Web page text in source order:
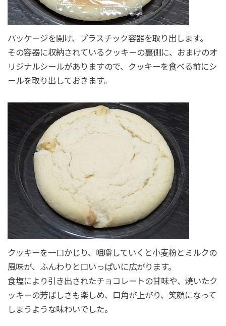
パッケージを開け、プラスチック容器を取り出します。
その容器に収納されているクッキーの裏側に、おまけのオ
リジナルシールがありますので、クッキーを食べる前にシ
ールを取り出しておきます。
クッキーを一口かじり、咀嚼していくと小麦粉とミルクの
風味が、ふんわりと口いっぱいに広がります。
食塩により引き出されたチョコレートの甘味や、焼いたク
ッキーの芳ばしさも楽しめ、口角が上がり、笑顔になって
しまうような味わいでした。